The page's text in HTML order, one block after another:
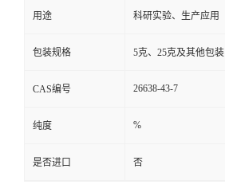
用途 科研实验、生产应用
包装规格 5克、25克及其他包装
CAS编号 26638-43-7
纯度 %
是否进口 否